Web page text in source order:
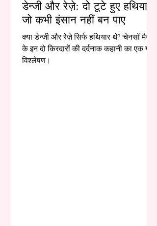
डेन्जी और रेज़े: दो टूटे हुए हथियार,
जो कभी इंसान नहीं बन पाए
क्या डेन्जी और रेज़े सिर्फ हथियार थे? 'चेनसॉ मैन'
के इन दो किरदारों की दर्दनाक कहानी का एक गहरा
विश्लेषण।